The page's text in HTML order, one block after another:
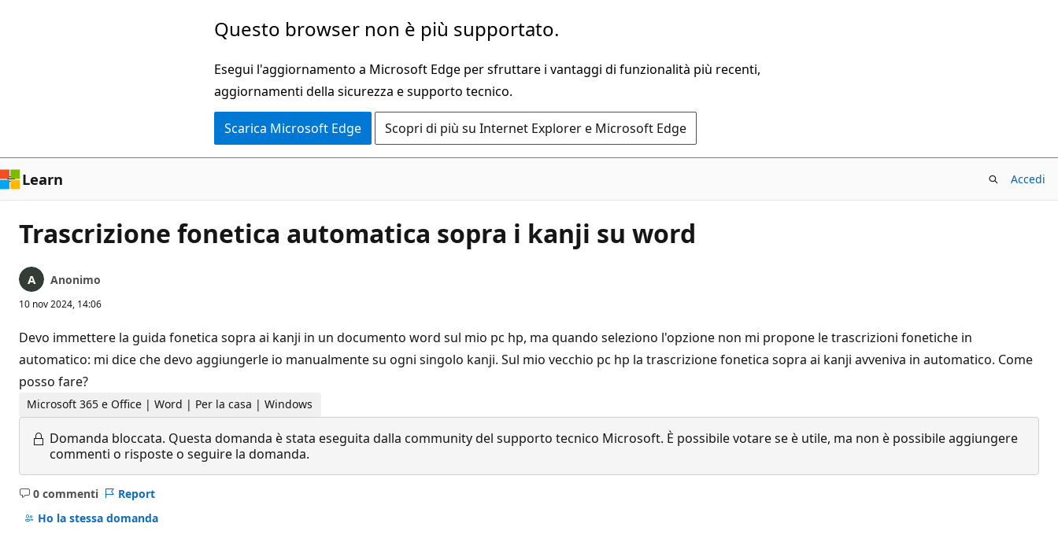
Questo browser non è più supportato.
Esegui l'aggiornamento a Microsoft Edge per sfruttare i vantaggi di funzionalità più recenti,
aggiornamenti della sicurezza e supporto tecnico.
Scarica Microsoft Edge Scopri di più su Internet Explorer e Microsoft Edge
Learn Accedi
Trascrizione fonetica automatica sopra i kanji su word
Anonimo
10 nov 2024, 14:06
Devo immettere la guida fonetica sopra ai kanji in un documento word sul mio pc hp, ma quando seleziono l'opzione non mi propone le trascrizioni fonetiche in
automatico: mi dice che devo aggiungerle io manualmente su ogni singolo kanji. Sul mio vecchio pc hp la trascrizione fonetica sopra ai kanji avveniva in automatico. Come
posso fare?
Microsoft 365 e Office | Word | Per la casa | Windows
Domanda bloccata. Questa domanda è stata eseguita dalla community del supporto tecnico Microsoft. È possibile votare se è utile, ma non è possibile aggiungere
commenti o risposte o seguire la domanda.
0 commenti
Nessun
commento
Report
Ho la stessa domanda